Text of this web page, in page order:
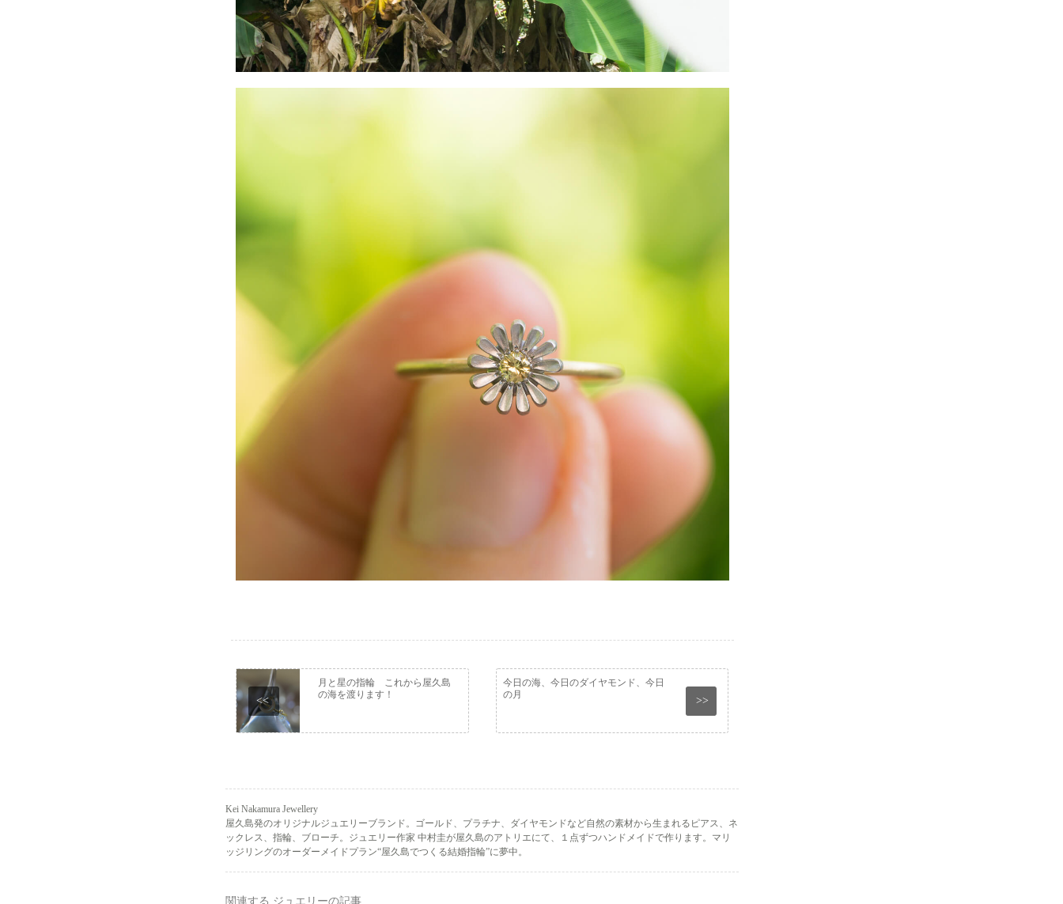
<<
月と星の指輪 これから屋久島
の海を渡ります！
>>
今日の海、今日のダイヤモンド、今日
の月
Kei Nakamura Jewellery
屋久島発のオリジナルジュエリーブランド。ゴールド、プラチナ、ダイヤモンドなど自然の素材から生まれるピアス、ネ
ックレス、指輪、ブローチ。ジュエリー作家 中村圭が屋久島のアトリエにて、１点ずつハンドメイドで作ります。マリ
ッジリングのオーダーメイドプラン“屋久島でつくる結婚指輪”に夢中。
関連する ジュエリーの記事